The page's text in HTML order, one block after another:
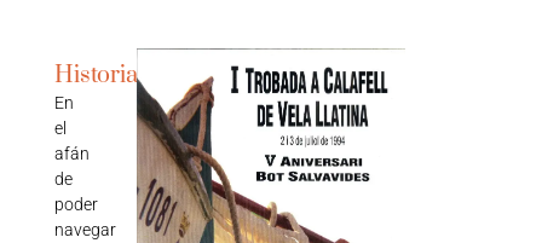
Historia
En
el
afán
de
poder
navegar